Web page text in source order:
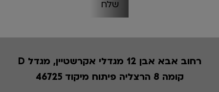
רחוב אבא אבן 12 מגדלי אקרשטיין, מגדל D
קומה 8 הרצליה פיתוח מיקוד 46725